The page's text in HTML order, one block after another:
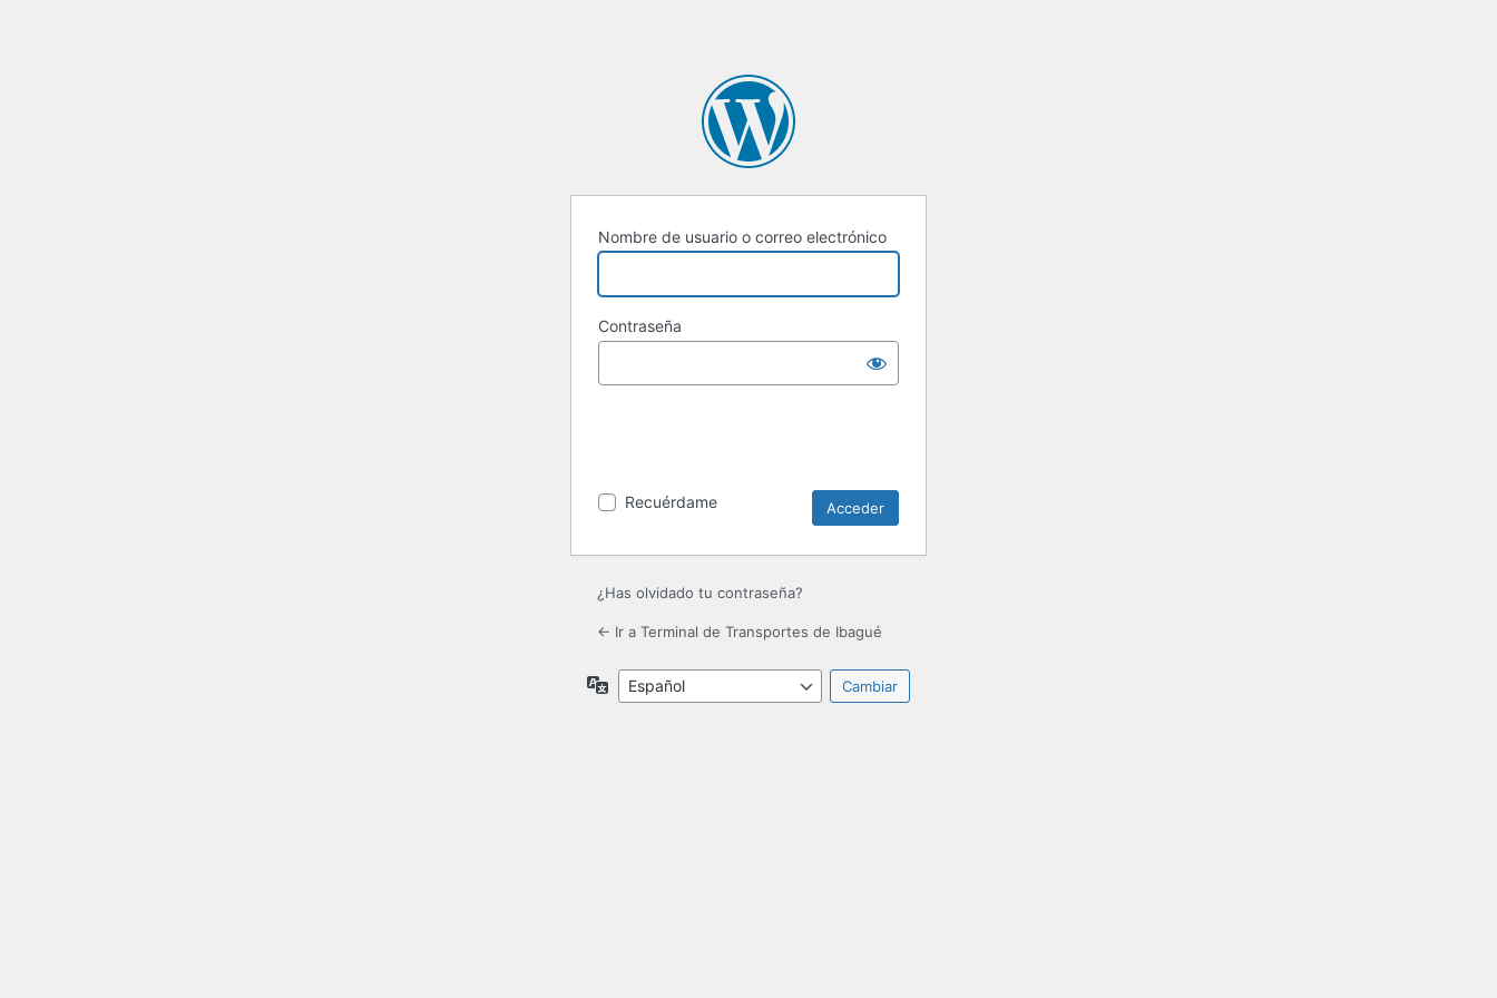
Nombre de usuario o correo electrónico
Contraseña
Recuérdame
¿Has olvidado tu contraseña?
← Ir a Terminal de Transportes de Ibagué
Idioma